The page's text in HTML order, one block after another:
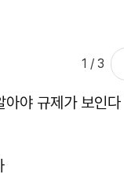
1 / 3
야 규제가 보인